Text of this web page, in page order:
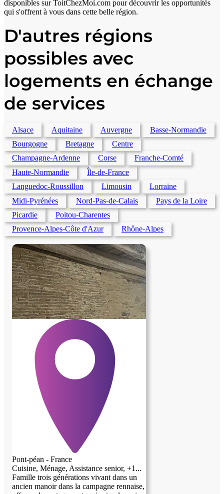
disponibles sur ToitChezMoi.com pour découvrir les opportunités
qui s'offrent à vous dans cette belle région.
D'autres régions
possibles avec
logements en échange
de services
Alsace Aquitaine Auvergne
Basse-Normandie
Bourgogne
Bretagne
Centre
Champagne-Ardenne
Corse
Franche-Comté
Haute-Normandie
Île-de-France
Languedoc-Roussillon
Limousin
Lorraine
Midi-Pyrénées
Nord-Pas-de-Calais
Pays de la Loire
Picardie
Poitou-Charentes
Provence-Alpes-Côte d'Azur
Rhône-Alpes
Pont-péan - France
Cuisine, Ménage, Assistance senior, +1...
Famille trois générations vivant dans un
ancien manoir dans la campagne rennaise,